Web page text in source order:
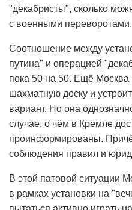
"декабристы", сколько
с военными переворотами.
Соотношение между
путина" и операцией
пока 50 на 50. Ещё Москва
шахматную доску и
вариант. Но она
случае, о чём в Кремле
проинформированы.
соблюдения правил и
В этой патовой ситуации
в рамках установки на